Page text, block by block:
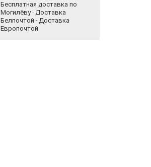
Бесплатная доставка по
Могилёву · Доставка
Белпочтой · Доставка
Европочтой